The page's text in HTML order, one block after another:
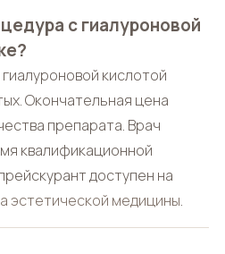
с гиалуроновой
кислотой
Окончательная цена
препарата. Врач
квалификационной
доступен на
эстетической медицины.